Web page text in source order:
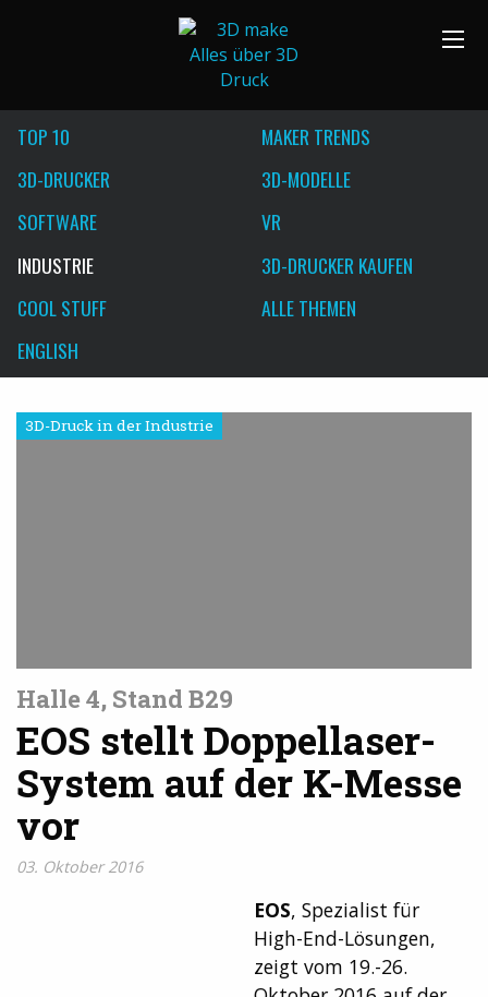
TOP 10
MAKER TRENDS
3D-DRUCKER
3D-MODELLE
SOFTWARE
VR
INDUSTRIE
3D-DRUCKER KAUFEN
COOL STUFF
ALLE THEMEN
ENGLISH
3D-Druck in der Industrie
Halle 4, Stand B29
EOS stellt Doppellaser-
System auf der K-Messe
vor
03. Oktober 2016
EOS, Spezialist für
High-End-Lösungen,
zeigt vom 19.-26.